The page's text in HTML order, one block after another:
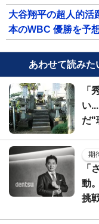
大谷翔平の超人的活
本のWBC 優勝を予
あわせて読みた
「
い
だ"
期
「
動
挑